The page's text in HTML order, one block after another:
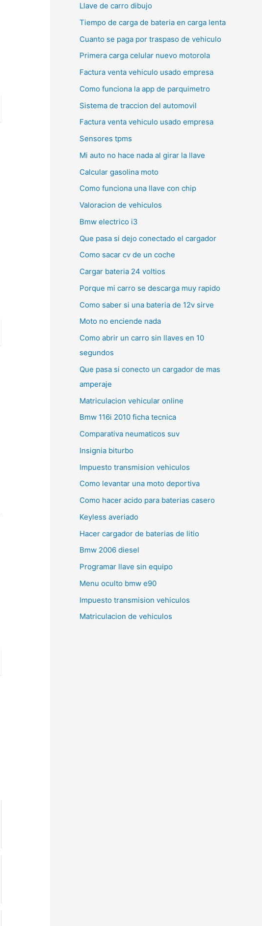
Llave de carro dibujo
Tiempo de carga de bateria en carga lenta
Cuanto se paga por traspaso de vehiculo
Primera carga celular nuevo motorola
Factura venta vehiculo usado empresa
Como funciona la app de parquimetro
Sistema de traccion del automovil
Factura venta vehiculo usado empresa
Sensores tpms
Mi auto no hace nada al girar la llave
Calcular gasolina moto
Como funciona una llave con chip
Valoracion de vehiculos
Bmw electrico i3
Que pasa si dejo conectado el cargador
Como sacar cv de un coche
Cargar bateria 24 voltios
Porque mi carro se descarga muy rapido
Como saber si una bateria de 12v sirve
Moto no enciende nada
Como abrir un carro sin llaves en 10
segundos
Que pasa si conecto un cargador de mas
amperaje
Matriculacion vehicular online
Bmw 116i 2010 ficha tecnica
Comparativa neumaticos suv
Insignia biturbo
Impuesto transmision vehiculos
Como levantar una moto deportiva
Como hacer acido para baterias casero
Keyless averiado
Hacer cargador de baterias de litio
Bmw 2006 diesel
Programar llave sin equipo
Menu oculto bmw e90
Impuesto transmision vehiculos
Matriculacion de vehiculos